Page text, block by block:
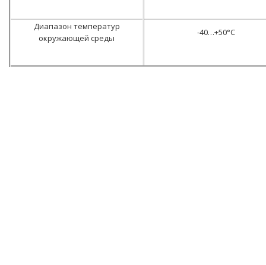
Диапазон температур
окружающей среды
-40…+50°С